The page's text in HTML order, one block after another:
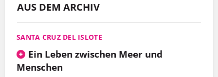
AUS DEM ARCHIV
SANTA CRUZ DEL ISLOTE
Ein Leben zwischen Meer und
Menschen